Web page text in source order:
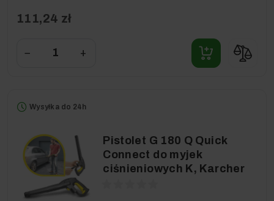
111,24 zł
− +
Wysyłka do 24h
Pistolet G 180 Q Quick
Connect do myjek
ciśnieniowych K, Karcher